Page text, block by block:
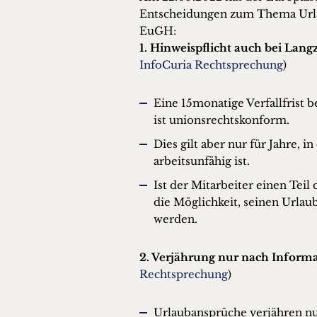
Entscheidungen zum Thema
EuGH:
1. Hinweispflicht auch bei
InfoCuria Rechtsprechung)
Eine 15monatige Verfallfrist
ist unionsrechtskonform.
Dies gilt aber nur für Jahre,
arbeitsunfähig ist.
Ist der Mitarbeiter einen Teil
die Möglichkeit, seinen
werden.
2. Verjährung nur nach
Rechtsprechung)
Urlaubansprüche verjähren